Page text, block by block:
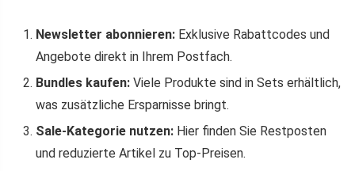
Newsletter abonnieren: Exklusive Rabattcodes und
Angebote direkt in Ihrem Postfach.
Bundles kaufen: Viele Produkte sind in Sets erhältlich,
was zusätzliche Ersparnisse bringt.
Sale-Kategorie nutzen: Hier finden Sie Restposten
und reduzierte Artikel zu Top-Preisen.